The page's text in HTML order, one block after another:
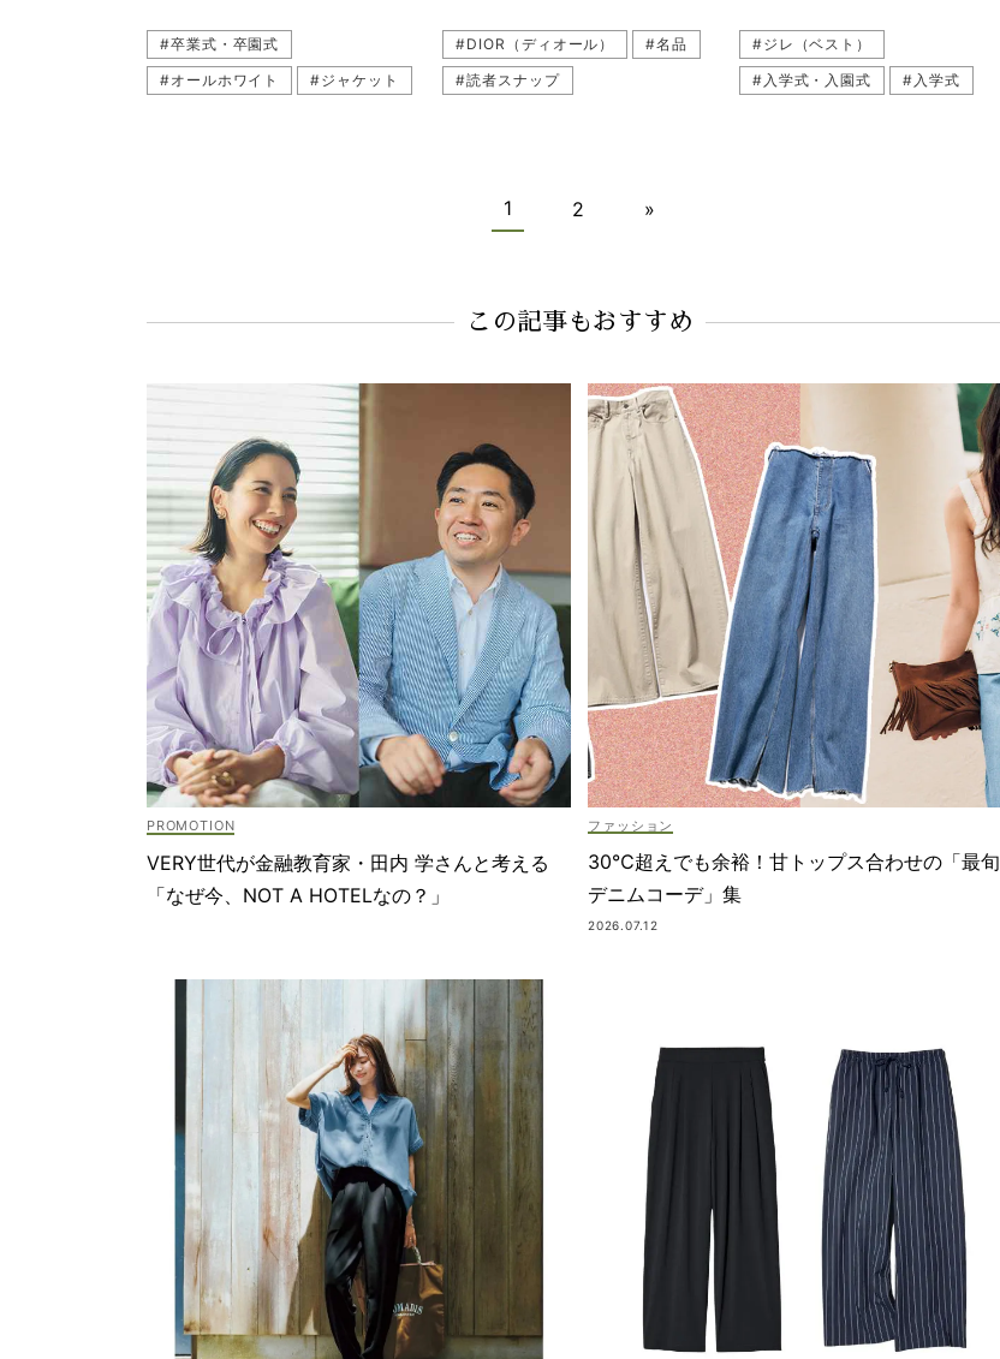
#学校行事
#学校行事メイク
#幼稚園ママ
#母行事コーデ
#卒入園・卒入学
#ブランド名品
#ホワイト
#卒業式・卒園式
#オールホワイト
#ジャケット
#園行事
#入学
#母行事
#学校行事
#入園式
#家族行事
#母行事コーデ
#子ども行事
#ツイード
#入学準備
#行事
#園ママ
#DIOR（ディオール）
#名品
#読者スナップ
#学校行事
#子ども行事
#セットアップ
#行事
#母行事
#セットアップコーデ
#ジャケット
#ハレの日
#白コーデ
#オールホワイト
#ノーカラージャケット
#PRADA（プラダ）
#黒ワンピース
#ホワイト
#学校行事メイク
#母行事コーデ
#スナップ（SNAP）
#Valextra（ヴァレクストラ）
#入学準備
#ハイブランド
#ジレ（ベスト）
#入学式・入園式
#入学式
#入学準備
#学校行事
#CELFORD（セルフォード）
#子ども行事
#家族行事
#甘黒ワンピース
#名古屋
#ジャケット
#ワンピースコーデ
#オールホワイト
1 2 »
この記事もおすすめ
VERY世代が金融教育家・田内 学さんと考える
「なぜ今、NOT A HOTELなの？」
ファッション
30℃超えでも余裕！甘トップス合わせの「最旬
デニムコーデ」集
2026.07.12